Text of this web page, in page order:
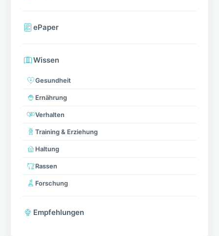
ePaper
Wissen
Gesundheit
Ernährung
Verhalten
Training & Erziehung
Haltung
Rassen
Forschung
Empfehlungen